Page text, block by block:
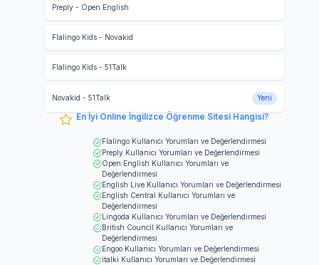
Preply- Open English
Flalingo Kids- Novakid
Flalingo Kids- 51Talk
Novakid - 51Talk Yeni
En İyi Online İngilizce Öğrenme Sitesi Hangisi?
Flalingo Kullanıcı Yorumları ve Değerlendirmesi
Preply Kullanıcı Yorumları ve Değerlendirmesi
Open English Kullanıcı Yorumları ve
Değerlendirmesi
English Live Kullanıcı Yorumları ve Değerlendirmesi
English Central Kullanıcı Yorumları ve
Değerlendirmesi
Lingoda Kullanıcı Yorumları ve Değerlendirmesi
British Council Kullanıcı Yorumları ve
Değerlendirmesi
Engoo Kullanıcı Yorumları ve Değerlendirmesi
italki Kullanıcı Yorumları ve Değerlendirmesi